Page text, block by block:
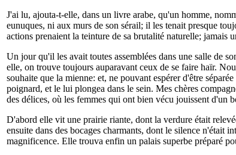
J'ai lu, ajouta-t-elle, dans un livre arabe, qu'un homme,
eunuques, ni aux murs de son sérail; il les tenait presque
actions prenaient la teinture de sa brutalité naturelle; jamais
Un jour qu'il les avait toutes assemblées dans une salle de
elle, on trouve toujours auparavant ceux de se faire haïr.
souhaite que la mienne: et, ne pouvant espérer d'être
poignard, et le lui plongea dans le sein. Mes chères
des délices, où les femmes qui ont bien vécu jouissent d'un
D'abord elle vit une prairie riante, dont la verdure était
ensuite dans des bocages charmants, dont le silence n'était
magnificence. Elle trouva enfin un palais superbe préparé